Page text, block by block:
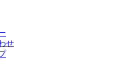
せ